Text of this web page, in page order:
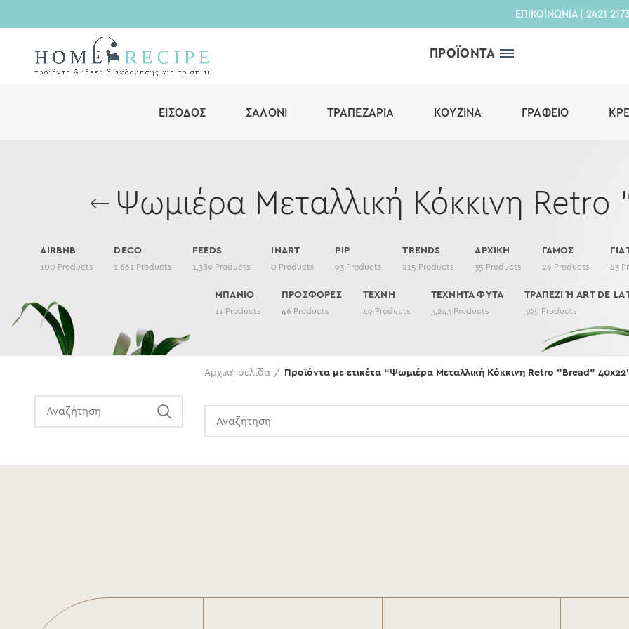
ΕΠΙΚΟΙΝΩΝΙΑ| 2421
ΠΡΟΪΟΝΤΑ
ΕΊΣΟΔΟΣ ΣΑΛΌΝΙ ΤΡΑΠΕΖΑΡΊΑ ΚΟΥΖΊΝΑ ΓΡΑΦΕΊΟ
Ψωμιέρα Μεταλλική Κόκκινη
AIRBNB
100 Products
DECO
1,661 Products
FEEDS
1,389 Products
INART
0 Products
PIP
93 Products
TRENDS
215 Products
ΑΡΧΙΚΗ
35 Products
ΓΑΜΟΣ
29 Products 43
ΜΠΑΝΙΟ
11 Products
ΠΡΟΣΦΟΡΕΣ
46 Products
ΤΕΧΝΗ
49 Products
ΤΕΧΝΗΤΑ ΦΥΤΑ
3,243 Products
ΤΡΑΠΕΖΙ Ή ART DE LA
305 Products
Αρχική σελίδα Προϊόντα με ετικέτα “Ψωμιέρα Μεταλλική Κόκκινη Retro "Bread"